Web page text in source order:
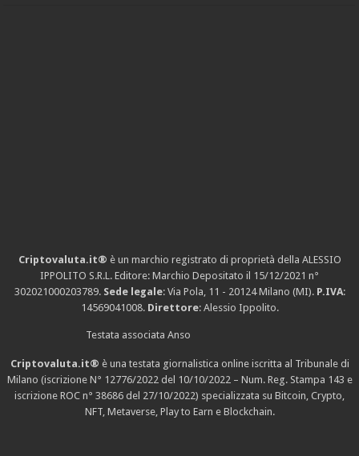
Criptovaluta.it® è un marchio registrato di proprietà della ALESSIO
IPPOLITO S.R.L. Editore: Marchio Depositato il 15/12/2021 n°
302021000203789. Sede legale: Via Pola, 11 - 20124 Milano (MI). P.IVA:
14569041008. Direttore: Alessio Ippolito.
Testata associata Anso
Criptovaluta.it® è una testata giornalistica online iscritta al Tribunale di
Milano (iscrizione N° 12776/2022 del 10/10/2022 – Num. Reg. Stampa 143 e
iscrizione ROC n° 38686 del 27/10/2022) specializzata su Bitcoin, Crypto,
NFT, Metaverse, Play to Earn e Blockchain.